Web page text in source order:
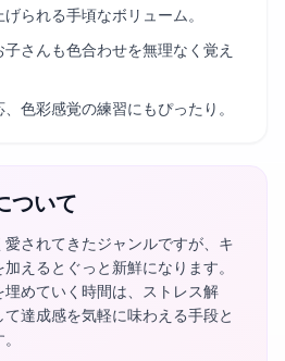
られる手頃なボリューム。
さんも色合わせを無理なく覚え
色彩感覚の練習にもぴったり。
ついて
されてきたジャンルですが、キ
えるとぐっと新鮮になります。
めていく時間は、ストレス解
達成感を気軽に味わえる手段と